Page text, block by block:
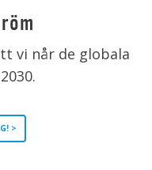
vi når de globala
>